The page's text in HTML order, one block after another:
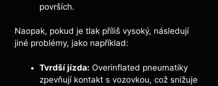
površích.
Naopak, pokud je tlak příliš vysoký, následují
jiné problémy, jako například:
Tvrdší jízda: Overinflated pneumatiky
zpevňují kontakt s vozovkou, což snižuje